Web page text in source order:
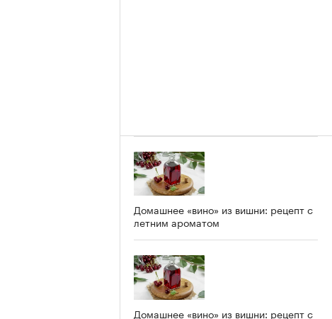
Домашнее «вино» из вишни: рецепт с
летним ароматом
Домашнее «вино» из вишни: рецепт с